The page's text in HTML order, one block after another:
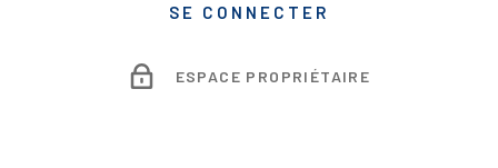
SE CONNECTER
ESPACE PROPRIÉTAIRE